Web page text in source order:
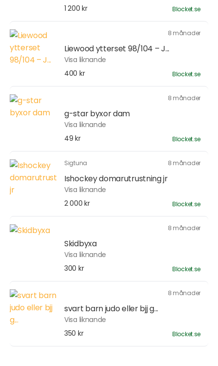
1 200 kr
Blocket.se
8 månader
Liewood ytterset 98/104 – J...
Visa liknande
400 kr
Blocket.se
8 månader
g-star byxor dam
Visa liknande
49 kr
Blocket.se
Sigtuna 8 månader
Ishockey domarutrustning jr
Visa liknande
2 000 kr
Blocket.se
8 månader
Skidbyxa
Visa liknande
300 kr
Blocket.se
8 månader
svart barn judo eller bjj g...
Visa liknande
350 kr
Blocket.se